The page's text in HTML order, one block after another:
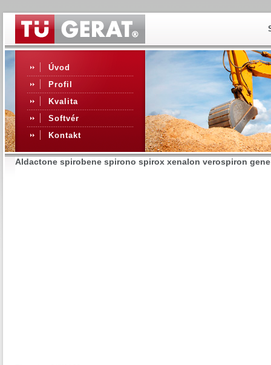
Úvod
Profil
Kvalita
Softvér
Kontakt
Aldactone spirobene spirono spirox xenalon verospiron